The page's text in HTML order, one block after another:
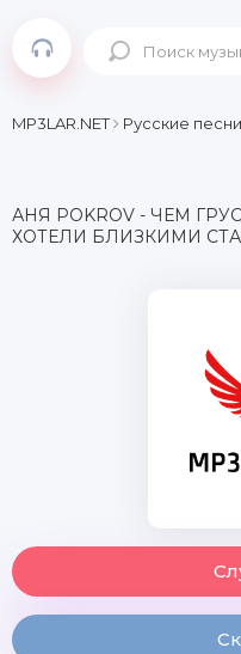
MP3LAR.NET Русские песни
АНЯ POKROV - ЧЕМ
ХОТЕЛИ БЛИЗКИМИ